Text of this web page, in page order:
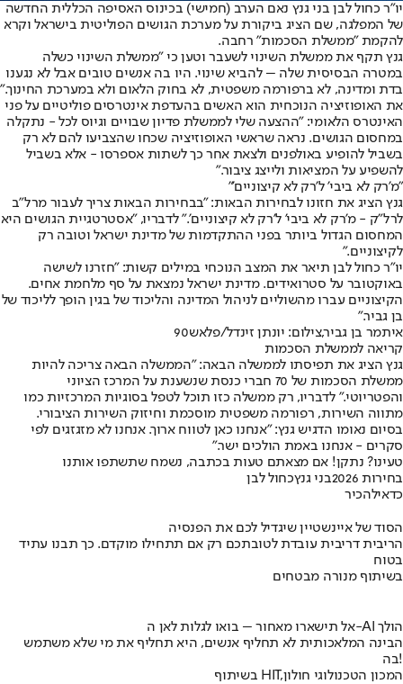
יו"ר כחול לבן בני גנץ נאם הערב (חמישי) בכינוס האסיפה הכללית החדשה
של המפלגה, שם הציג ביקורת על מערכת הגושים הפוליטית בישראל וקרא
להקמת "ממשלת הסכמות" רחבה.
גנץ תקף את ממשלת השינוי לשעבר וטען כי "ממשלת השינוי כשלה
במטרה הבסיסית שלה – להביא שינוי. היו בה אנשים טובים אבל לא נגענו
בדת ומדינה, לא ברפורמה משפטית, לא בחוק הלאום ולא במערכת החינוך."
את האופוזיציה הנוכחית הוא האשים בהעדפת אינטרסים פוליטיים על פני
האינטרס הלאומי: "ההצעה שלי לממשלת פדיון שבויים וגיוס לכל - נתקלה
במחסום הגושים. נראה שראשי האופוזיציה שכחו שהצביעו להם לא רק
בשביל להופיע באולפנים ולצאת אחר כך לשתות אספרסו - אלא בשביל
להשפיע על המציאות ולייצג ציבור."
"מ'רק לא ביבי' ל'רק לא קיצוניים'"
גנץ הציג את חזונו לבחירות הבאות: "בבחירות הבאות צריך לעבור מרל"ב
לרל"ק - מ'רק לא ביבי' ל'רק לא קיצוניים'." לדבריו, "אסטרטגיית הגושים היא
המחסום הגדול ביותר בפני ההתקדמות של מדינת ישראל וטובה רק
לקיצוניים."
יו"ר כחול לבן תיאר את המצב הנוכחי במילים קשות: "חזרנו לשישה
באוקטובר על סטרואידים. מדינת ישראל נמצאת על סף מלחמת אחים.
הקיצוניים עברו מהשוליים לניהול המדינה והליכוד של בגין הופך לליכוד של
בן גביר."
איתמר בן גביר,צילום: יונתן זינדל/פלאש90
קריאה לממשלת הסכמות
גנץ הציג את תפיסתו לממשלה הבאה: "הממשלה הבאה צריכה להיות
ממשלת הסכמות של 70 חברי כנסת שנשענת על המרכז הציוני
והפטריוטי." לדבריו, רק ממשלה כזו תוכל לטפל בסוגיות המרכזיות כמו
מתווה השירות, רפורמה משפטית מוסכמת וחיזוק השירות הציבורי.
בסיום נאומו הדגיש גנץ: "אנחנו כאן לטווח ארוך. אנחנו לא מזגזגים לפי
סקרים - אנחנו באמת הולכים ישר."
טעינו? נתקן! אם מצאתם טעות בכתבה, נשמח שתשתפו אותנו
בחירות 2026
בני גנץכחול לבן
כדאילהכיר
הסוד של איינשטיין שיגדיל לכם את הפנסיה
הריבית דריבית עובדת לטובתכם רק אם תתחילו מוקדם. כך תבנו עתיד
בטוח
בשיתוף מנורה מבטחים
אל תישארו מאחור – בואו לגלות לאן ה-AI הולך
הבינה המלאכותית לא תחליף אנשים, היא תחליף את מי שלא משתמש
בה!
בשיתוף HIT,המכון הטכנולוגי חולון